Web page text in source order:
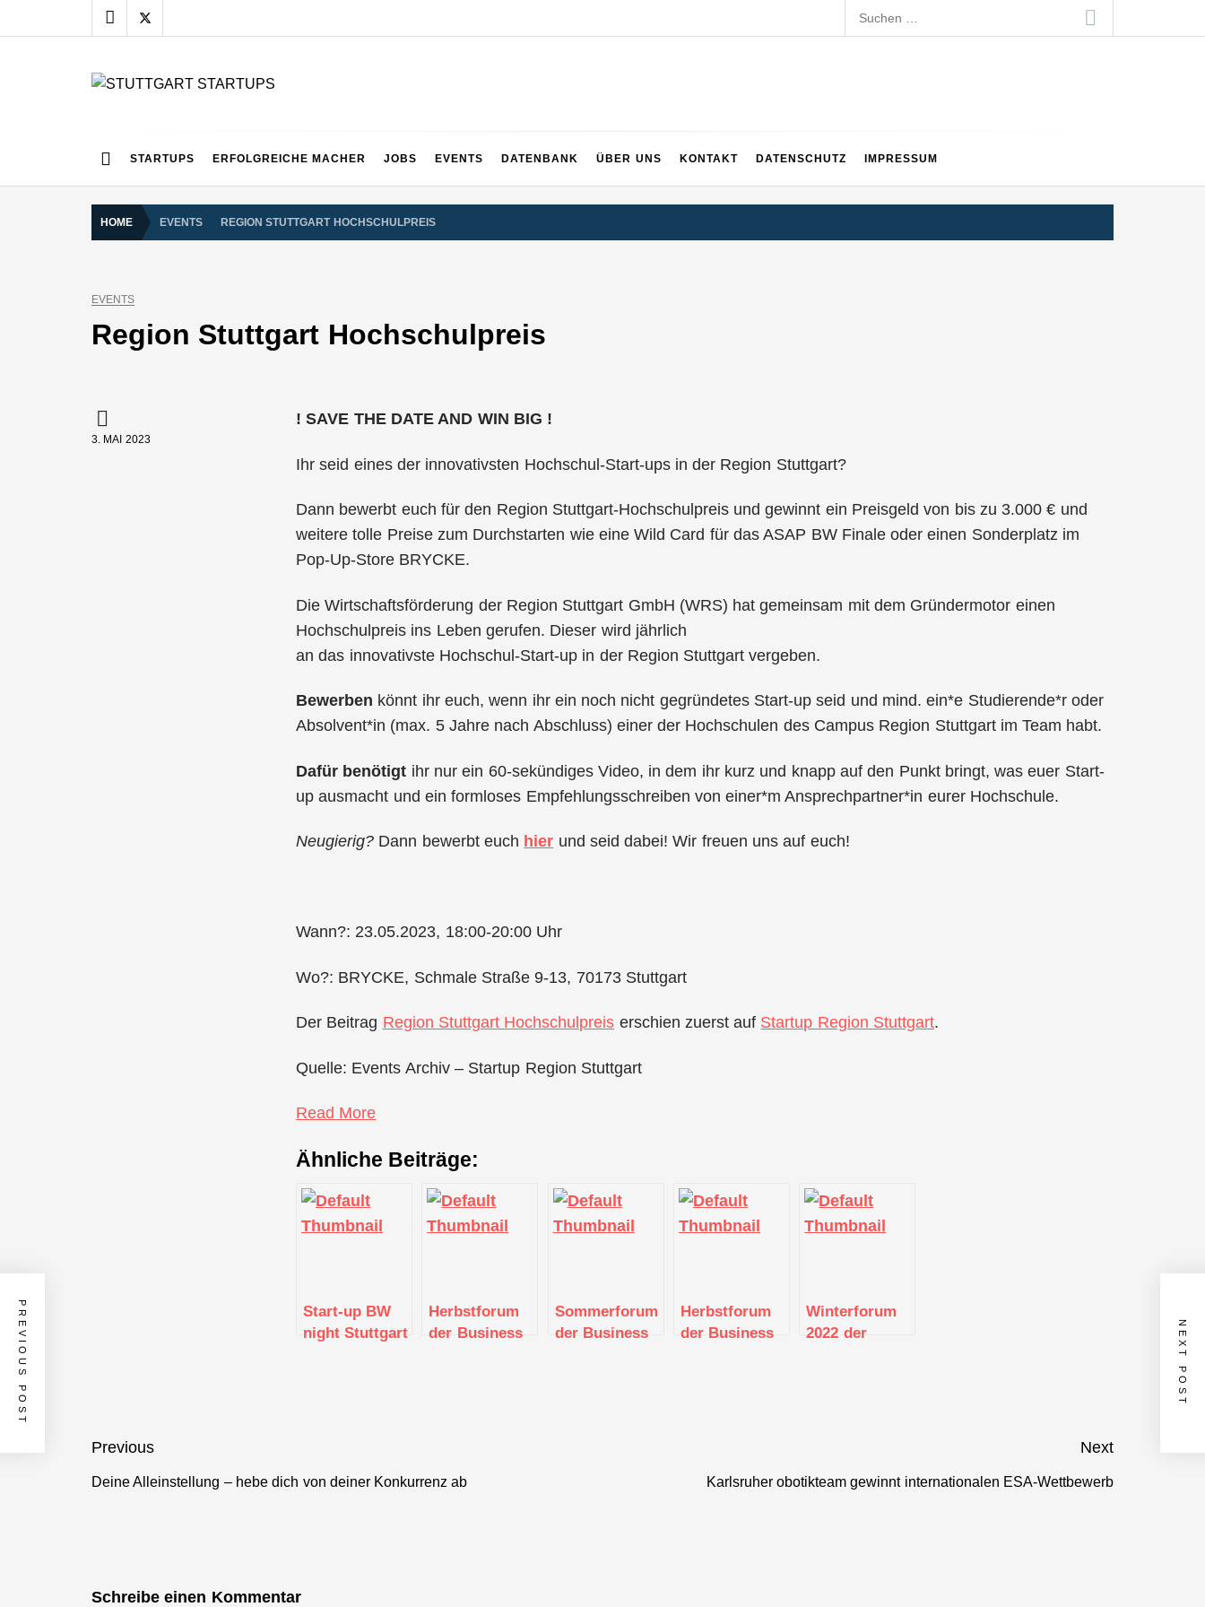
to
Suchen
nach:
STARTUPS ERFOLGREICHE MACHER JOBS EVENTS DATENBANK ÜBER UNS KONTAKT DATENSCHUTZ IMPRESSUM
HOME EVENTS REGION STUTTGART HOCHSCHULPREIS
EVENTS
Region Stuttgart Hochschulpreis
3. MAI 2023
!SAVE THE DATE AND WIN BIG !
Ihr seid eines der innovativsten Hochschul-Start-ups in der Region Stuttgart?
Dann bewerbt euch für den Region Stuttgart-Hochschulpreis und gewinnt ein Preisgeld von bis zu 3.000 € und
weitere tolle Preise zum Durchstarten wie eine Wild Card für das ASAP BW Finale oder einen Sonderplatz im
Pop-Up-Store BRYCKE.
Die Wirtschaftsförderung der Region Stuttgart GmbH (WRS) hat gemeinsam mit dem Gründermotor einen
Hochschulpreis ins Leben gerufen. Dieser wird jährlich
an das innovativste Hochschul-Start-up in der Region Stuttgart vergeben.
Bewerben könnt ihr euch, wenn ihr ein noch nicht gegründetes Start-up seid und mind. ein*e Studierende*r oder
Absolvent*in (max. 5 Jahre nach Abschluss) einer der Hochschulen des Campus Region Stuttgart im Team habt.
Dafür benötigt ihr nur ein 60-sekündiges Video, in dem ihr kurz und knapp auf den Punkt bringt, was euer Start-
up ausmacht und ein formloses Empfehlungsschreiben von einer*m Ansprechpartner*in eurer Hochschule.
Neugierig? Dann bewerbt euch hier und seid dabei! Wir freuen uns auf euch!
Wann?: 23.05.2023, 18:00-20:00 Uhr
Wo?: BRYCKE, Schmale Straße 9-13, 70173 Stuttgart
Der Beitrag Region Stuttgart Hochschulpreis erschien zuerst auf Startup Region Stuttgart.
Quelle: Events Archiv – Startup Region Stuttgart
Read More
Ähnliche Beiträge:
Start-up BW
night Stuttgart
Herbstforum
der Business
Sommerforum
der Business
Herbstforum
der Business
Winterforum
2022 der
Beitragsnavigation
Previous
Previous
Deine Alleinstellung – hebe dich von deiner Konkurrenz ab
Next
Next
Karlsruher obotikteam gewinnt internationalen ESA-Wettbewerb
PREVIOUS POST NEXT POST
Schreibe einen Kommentar